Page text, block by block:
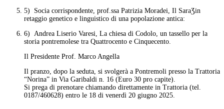
5) Socia corrispondente, prof.ssa Patrizia Moradei, Il SaraƷin
retaggio genetico e linguistico di una popolazione antica:
6) Andrea Liserio Varesi, La chiesa di Codolo, un tassello per la
storia pontremolese tra Quattrocento e Cinquecento.
Il Presidente Prof. Marco Angella
Il pranzo, dopo la seduta, si svolgerà a Pontremoli presso la Trattoria
“Norina” in Via Garibaldi n. 16 (Euro 30 pro capite).
Si prega di prenotare chiamando direttamente in Trattoria (tel.
0187/460628) entro le 18 di venerdì 20 giugno 2025.